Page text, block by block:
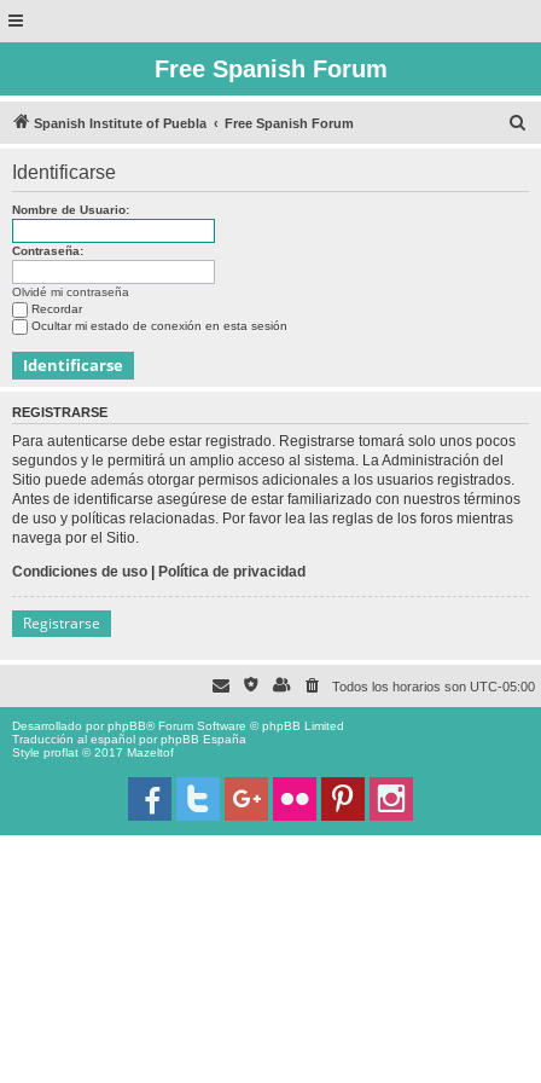
Free Spanish Forum
Spanish Institute of Puebla Free Spanish Forum
Identificarse
Nombre de Usuario:
Contraseña:
Olvidé mi contraseña
Recordar
Ocultar mi estado de conexión en esta sesión
REGISTRARSE
Para autenticarse debe estar registrado. Registrarse tomará solo unos pocos
segundos y le permitirá un amplio acceso al sistema. La Administración del
Sitio puede además otorgar permisos adicionales a los usuarios registrados.
Antes de identificarse asegúrese de estar familiarizado con nuestros términos
de uso y políticas relacionadas. Por favor lea las reglas de los foros mientras
navega por el Sitio.
Condiciones de uso | Política de privacidad
Registrarse
Todos los horarios son UTC-05:00
Desarrollado porphpBB® Forum Software © phpBB Limited
Traducción al español porphpBB España
Style proflat © 2017 Mazeltof